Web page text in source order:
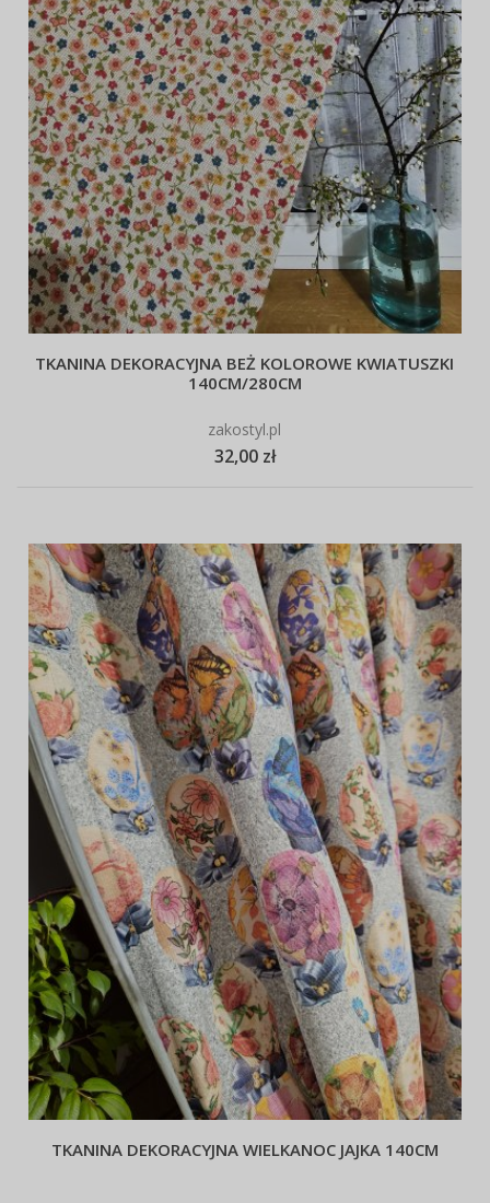
TKANINA DEKORACYJNA BEŻ KOLOROWE KWIATUSZKI
140CM/280CM
zakostyl.pl
32,00 zł
TKANINA DEKORACYJNA WIELKANOC JAJKA 140CM